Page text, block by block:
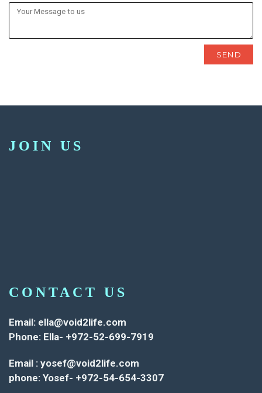
SEND
JOIN US
CONTACT US
Email: ella@void2life.com
Phone: Ella- +972-52-699-7919
Email : yosef@void2life.com
phone: Yosef- +972-54-654-3307